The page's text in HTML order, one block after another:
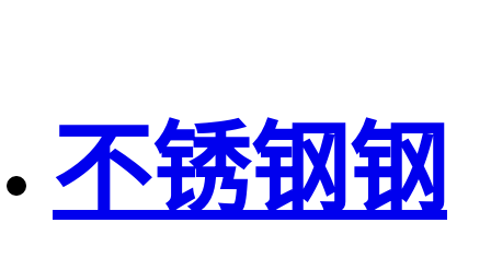
不锈钢钢